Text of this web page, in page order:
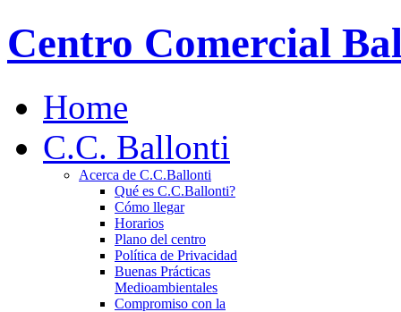
Centro Comercial
Home
C.C. Ballonti
Acerca de C.C.Ballonti
Qué es C.C.Ballonti?
Cómo llegar
Horarios
Plano del centro
Política de Privacidad
Buenas Prácticas
Medioambientales
Compromiso con la